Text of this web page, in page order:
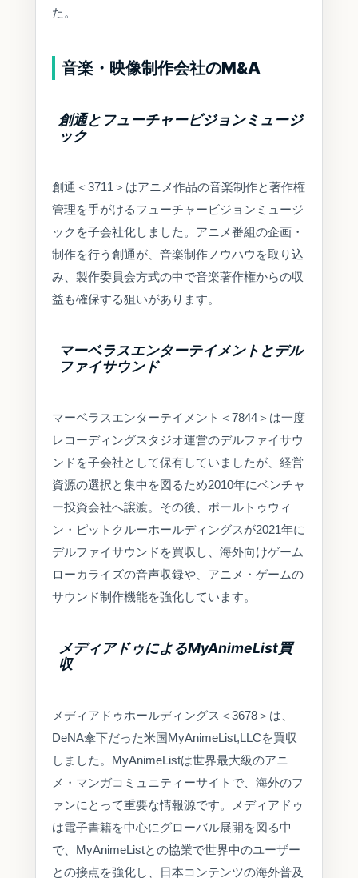
た。
音楽・映像制作会社のM&A
創通とフューチャービジョンミュージ
ック
創通＜3711＞はアニメ作品の音楽制作と著作権
管理を手がけるフューチャービジョンミュージ
ックを子会社化しました。アニメ番組の企画・
制作を行う創通が、音楽制作ノウハウを取り込
み、製作委員会方式の中で音楽著作権からの収
益も確保する狙いがあります。
マーベラスエンターテイメントとデル
ファイサウンド
マーベラスエンターテイメント＜7844＞は一度
レコーディングスタジオ運営のデルファイサウ
ンドを子会社として保有していましたが、経営
資源の選択と集中を図るため2010年にベンチャ
ー投資会社へ譲渡。その後、ポールトゥウィ
ン・ピットクルーホールディングスが2021年に
デルファイサウンドを買収し、海外向けゲーム
ローカライズの音声収録や、アニメ・ゲームの
サウンド制作機能を強化しています。
メディアドゥによるMyAnimeList買
収
メディアドゥホールディングス＜3678＞は、
DeNA傘下だった米国MyAnimeList,LLCを買収
しました。MyAnimeListは世界最大級のアニ
メ・マンガコミュニティーサイトで、海外のフ
ァンにとって重要な情報源です。メディアドゥ
は電子書籍を中心にグローバル展開を図る中
で、MyAnimeListとの協業で世界中のユーザー
との接点を強化し、日本コンテンツの海外普及